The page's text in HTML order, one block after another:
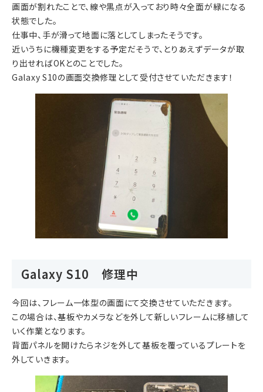
画面が割れたことで、線や黒点が入っており時々全面が緑になる
状態でした。
仕事中、手が滑って地面に落としてしまったそうです。
近いうちに機種変更をする予定だそうで、とりあえずデータが取
り出せればOKとのことでした。
Galaxy S10の画面交換修理として受付させていただきます！
Galaxy S10 修理中
今回は、フレーム一体型の画面にて交換させていただきます。
この場合は、基板やカメラなどを外して新しいフレームに移植して
いく作業となります。
背面パネルを開けたらネジを外して基板を覆っているプレートを
外していきます。